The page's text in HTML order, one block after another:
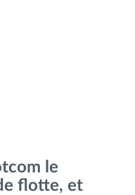
le
flotte, et